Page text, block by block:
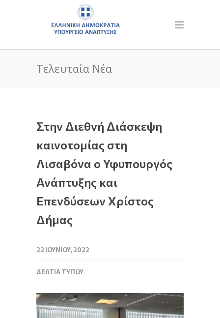
Τελευταία Νέα
Στην Διεθνή Διάσκεψη
καινοτομίας στη
Λισαβόνα ο Υφυπουργός
Ανάπτυξης και
Επενδύσεων Χρίστος
Δήμας
22 ΙΟΥΝΊΟΥ, 2022
ΔΕΛΤΊΑ ΤΎΠΟΥ